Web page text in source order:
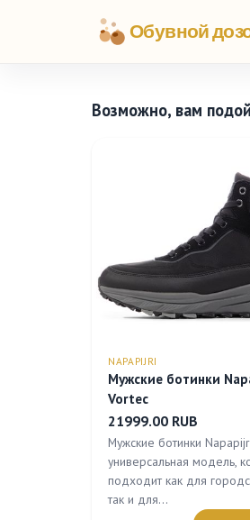
Обувной
Возможно, вам
NAPAPIJRI
Мужские ботинки
Vortec
21999.00 RUB
Мужские ботинки
универсальная модель,
подходит как для
так и для…